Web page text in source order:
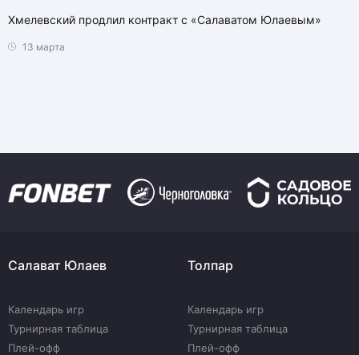
Хмелевский продлил контракт с «Салаватом Юлаевым»
13 марта
Салават Юлаев
Календарь игр
Турнирная таблица
Плей-офф
Толпар
Календарь игр
Турнирная таблица
Плей-офф